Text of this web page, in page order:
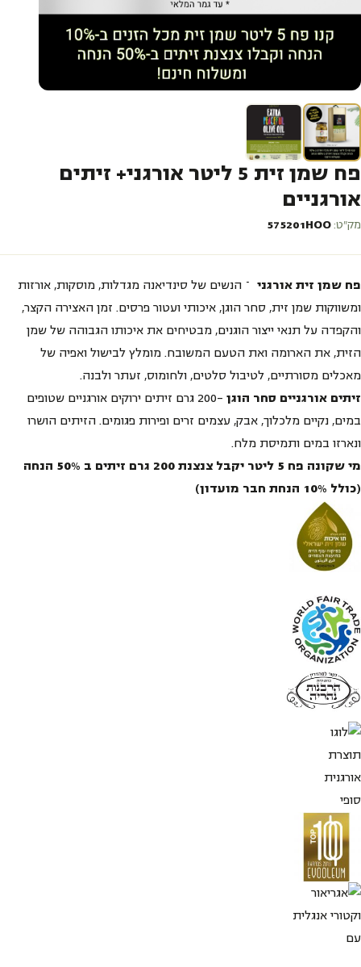
פח שמן זית 5 ליטר אורגני+ זיתים
אורגניים
מק״ט: 575201HOO
פח שמן זית אורגני
– הנשים של סינדיאנה מגדלות, מוסקות, אורזות
ומשווקות שמן זית, סחר הוגן, איכותי ועטור פרסים. זמן האצירה הקצר,
והקפדה על תנאי ייצור הוגנים, מבטיחים את איכותו הגבוהה של שמן
הזית, את הארומה ואת הטעם המשובח. מומלץ לבישול ואפיה של
מאכלים מסורתיים, לטיבול סלטים, ולחומוס, זעתר ולבנה.
זיתים אורגניים סחר הוגן
-200 גרם זיתים ירוקים אורגניים שטופים
במים, נקיים מלכלוך, אבק, עצמים זרים ופירות פגומים. הזיתים הושרו
ונארזו במים ותמיסת מלח.
מי שקונה פח 5 ליטר יקבל צנצנת 200 גרם זיתים ב 50% הנחה
(כולל 10% הנחת חבר מועדון)